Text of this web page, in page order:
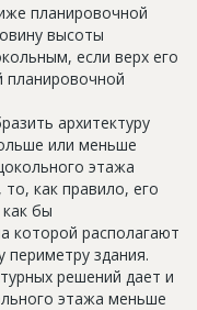
планировочной
высоты
если верх его
планировочной
архитектуру
или меньше
этажа
как правило, его
бы
которой располагают
здания.
решений дает и
этажа меньше